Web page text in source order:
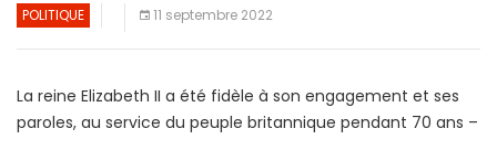
POLITIQUE 11 septembre 2022
La reine Elizabeth II a été fidèle à son engagement et ses
paroles, au service du peuple britannique pendant 70 ans –